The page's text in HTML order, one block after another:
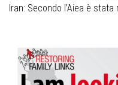
Iran: Secondo l’Aiea è